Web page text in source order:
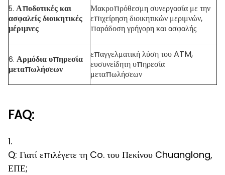
5. Αποδοτικές και
ασφαλείς διοικητικές
μέριμνες
Μακροπρόθεσμη συνεργασία με την
επιχείρηση διοικητικών μεριμνών,
παράδοση γρήγορη και ασφαλής
6. Αρμόδια υπηρεσία
μεταπωλήσεων
επαγγελματική λύση του ATM,
ευσυνείδητη υπηρεσία
μεταπωλήσεων
FAQ:
1.
Q: Γιατί επιλέγετε τη Co. του Πεκίνου Chuanglong,
ΕΠΕ;